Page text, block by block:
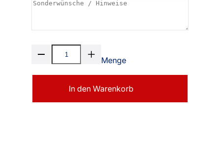
Menge
In den Warenkorb